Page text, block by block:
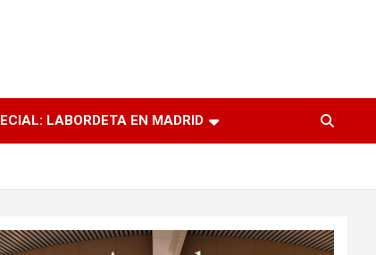
LABORDETA EN MADRID